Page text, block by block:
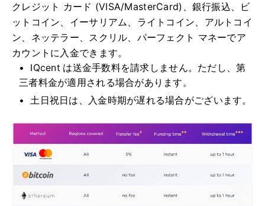
クレジット カード (VISA/MasterCard)、銀行振込、ビ
ットコイン、イーサリアム、ライトコイン、アルトコイ
ン、ネッテラー、スクリル、パーフェクト マネーでア
カウントに入金できます。
IQcent は送金手数料を請求しません。 ただし、第
三者料金が適用される場合があります。
土日祝日は、入金時期が遅れる場合がございます。